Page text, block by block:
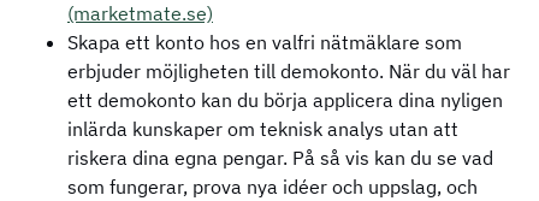
(marketmate.se)
Skapa ett konto hos en valfri nätmäklare som
erbjuder möjligheten till demokonto. När du väl har
ett demokonto kan du börja applicera dina nyligen
inlärda kunskaper om teknisk analys utan att
riskera dina egna pengar. På så vis kan du se vad
som fungerar, prova nya idéer och uppslag, och